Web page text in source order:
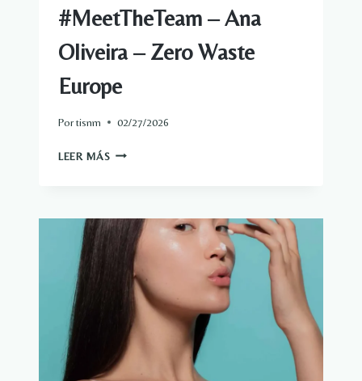
#MeetTheTeam – Ana
Oliveira – Zero Waste
Europe
Portisnm 02/27/2026
LEER MÁS #MEETTHETEAM
–
ZERO
WASTE
EUROPE